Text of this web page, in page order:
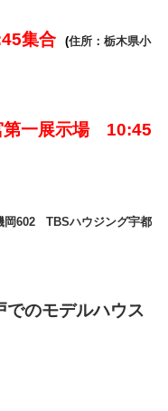
集合 (住所：栃木県小
第一展示場 10:45
岡602 TBSハウジング宇都
のモデルハウス